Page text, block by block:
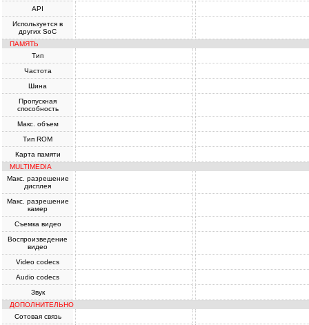
API
Используется в
других SoC
ПАМЯТЬ
Тип
Частота
Шина
Пропускная
способность
Макс. объем
Тип ROM
Карта памяти
MULTIMEDIA
Макс. разрешение
дисплея
Макс. разрешение
камер
Съемка видео
Воспроизведение
видео
Video codecs
Audio codecs
Звук
ДОПОЛНИТЕЛЬНО
Сотовая связь